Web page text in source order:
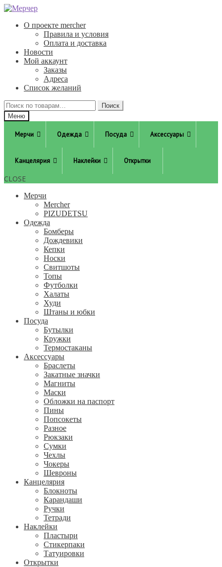
Перейти
навигации
Перейти
содержимому
О проекте mercher
Правила и условия
Оплата и доставка
Новости
Мой аккаунт
Заказы
Адреса
Список желаний
Искать:
Поиск
Меню
Мерчи Одежда Посуда Аксессуары
Канцелярия Наклейки Открытки
CLOSE
Мерчи
Mercher
PIZUDETSU
Одежда
Бомберы
Дождевики
Кепки
Носки
Свитшоты
Топы
Футболки
Халаты
Худи
Штаны и юбки
Посуда
Бутылки
Кружки
Термостаканы
Аксессуары
Браслеты
Закатные значки
Магниты
Маски
Обложки на паспорт
Пины
Попсокеты
Разное
Рюкзаки
Сумки
Чехлы
Чокеры
Шевроны
Канцелярия
Блокноты
Карандаши
Ручки
Тетради
Наклейки
Пластыри
Стикерпаки
Татуировки
Открытки